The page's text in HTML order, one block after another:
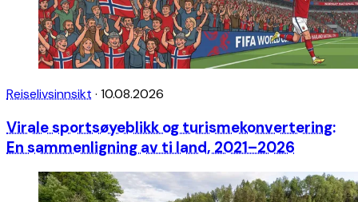
Reiselivsinnsikt · 10.08.2026
Virale sportsøyeblikk og turismekonvertering:
En sammenligning av ti land, 2021–2026